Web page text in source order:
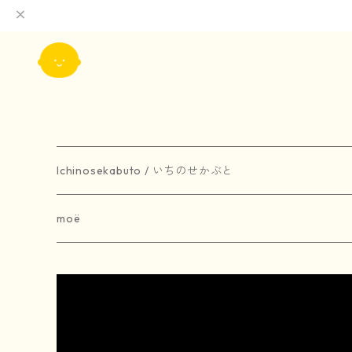
Ichinosekabuto / いちのせかぶと
painting / 絵画
moë